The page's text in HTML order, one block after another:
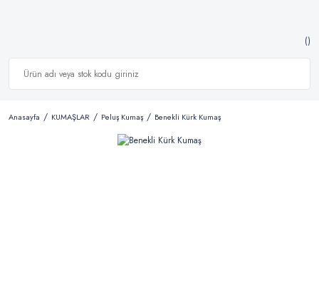
Anasayfa KUMAŞLAR Peluş Kumaş Benekli Kürk Kumaş